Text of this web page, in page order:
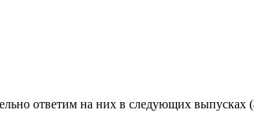
ответим на них в следующих выпусках